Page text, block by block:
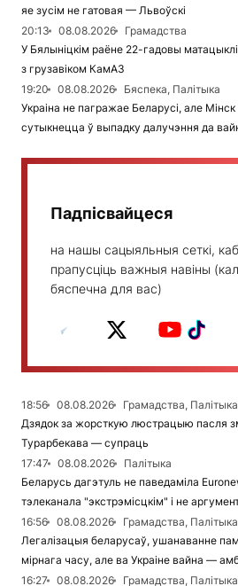
яе зусім не гатовая — Львоўскі
20:13
08.08.2026
Грамадства
У Бялыніцкім раёне 22-гадовы
з грузавіком КамАЗ
19:20
08.08.2026
Бяспека, Палітыка
Украіна не пагражае Беларусі, але
сутыкнецца ў выпадку далучэння да
Падпісвайцеся
на нашы сацыяльныя сеткі,
прапусціць важныя навіны
бяспечна для вас)
18:56 08.08.2026
Грамадства, Палітыка
Дзядок за жорсткую люстрацыю пасля
Турарбекава — супраць
17:47
08.08.2026
Палітыка
Беларусь дагэтуль не паведаміла
тэлеканала "экстрэмісцкім" і не
16:56
08.08.2026
Грамадства, Палітыка
Легалізацыя беларусаў, ушанаванне
мірнага часу, але ва Украіне вайна —
16:27
08.08.2026
Грамадства, Палітыка